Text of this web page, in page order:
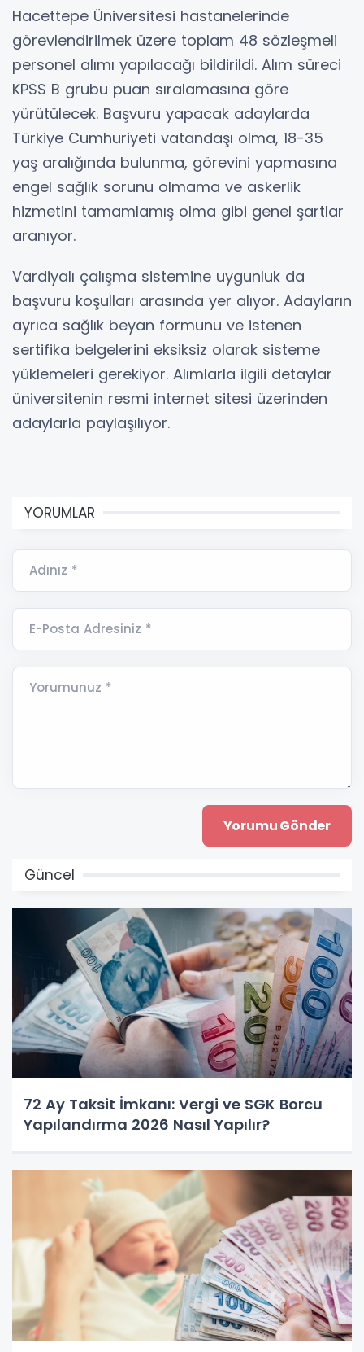
Hacettepe Üniversitesi hastanelerinde
görevlendirilmek üzere toplam 48 sözleşmeli
personel alımı yapılacağı bildirildi. Alım süreci
KPSS B grubu puan sıralamasına göre
yürütülecek. Başvuru yapacak adaylarda
Türkiye Cumhuriyeti vatandaşı olma, 18-35
yaş aralığında bulunma, görevini yapmasına
engel sağlık sorunu olmama ve askerlik
hizmetini tamamlamış olma gibi genel şartlar
aranıyor.
Vardiyalı çalışma sistemine uygunluk da
başvuru koşulları arasında yer alıyor. Adayların
ayrıca sağlık beyan formunu ve istenen
sertifika belgelerini eksiksiz olarak sisteme
yüklemeleri gerekiyor. Alımlarla ilgili detaylar
üniversitenin resmi internet sitesi üzerinden
adaylarla paylaşılıyor.
YORUMLAR
Adınız *
E-Posta Adresiniz *
Yorumunuz *
Güncel
72 Ay Taksit İmkanı: Vergi ve SGK Borcu
Yapılandırma 2026 Nasıl Yapılır?